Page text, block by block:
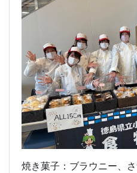
焼き菓子：ブラウニー、